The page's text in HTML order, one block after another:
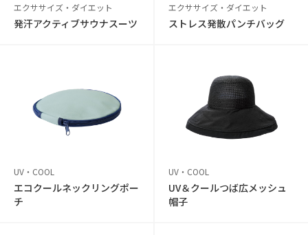
エクササイズ・ダイエット
発汗アクティブサウナスーツ
エクササイズ・ダイエット
ストレス発散パンチバッグ
UV・COOL
エコクールネックリングポー
チ
UV・COOL
UV＆クールつば広メッシュ
帽子